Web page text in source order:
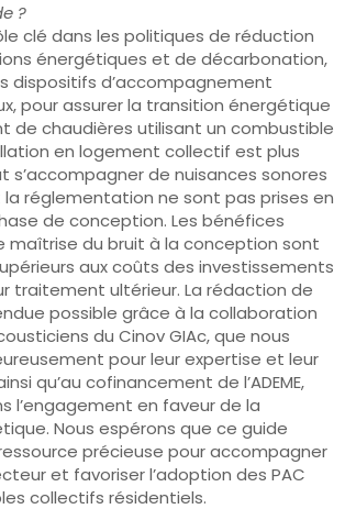
?
clé dans les politiques de réduction
énergétiques et de décarbonation,
dispositifs d’accompagnement
pour assurer la transition énergétique
de chaudières utilisant un combustible
en logement collectif est plus
s’accompagner de nuisances sonores
la réglementation ne sont pas prises en
de conception. Les bénéfices
maîtrise du bruit à la conception sont
aux coûts des investissements
traitement ultérieur. La rédaction de
possible grâce à la collaboration
du Cinov GIAc, que nous
pour leur expertise et leur
qu’au cofinancement de l’ADEME,
l’engagement en faveur de la
Nous espérons que ce guide
précieuse pour accompagner
et favoriser l’adoption des PAC
collectifs résidentiels.